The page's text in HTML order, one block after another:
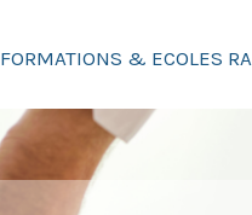
FORMATIONS & ECOLES